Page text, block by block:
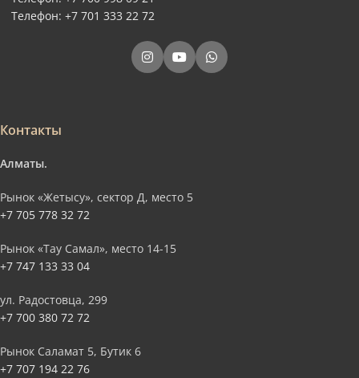
Телефон: +7 701 333 22 72
Контакты
Алматы.
Рынок «Жетысу», сектор Д, место 5
+7 705 778 32 72
Рынок «Тау Самал», место 14-15
+7 747 133 33 04
ул. Радостовца, 299
+7 700 380 72 72
Рынок Саламат 5, Бутик 6
+7 707 194 22 76